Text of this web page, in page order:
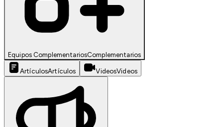
Equipos ComplementariosComplementarios
ArtículosArtículos VideosVideos